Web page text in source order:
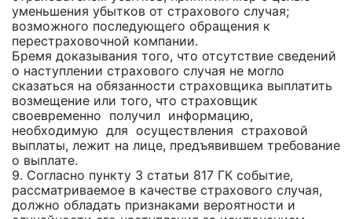
уменьшения убытков от страхового случая;
возможного последующего обращения к
перестраховочной компании.
Бремя доказывания того, что отсутствие сведений
о наступлении страхового случая не могло
сказаться на обязанности страховщика выплатить
возмещение или того, что страховщик
своевременно получил информацию,
необходимую для осуществления страховой
выплаты, лежит на лице, предъявившем требование
о выплате.
9. Согласно пункту 3 статьи 817 ГК событие,
рассматриваемое в качестве страхового случая,
должно обладать признаками вероятности и